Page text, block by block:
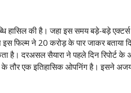
हासिल की है। जहा इस समय बड़े-बड़े
फिल्म ने 20 करोड़ के पार जाकर बताया
है। दरअसल सैयारा ने पहले दिन रिपोर्ट के
तौर एक इतिहासिक ओपनिंग है। इसने